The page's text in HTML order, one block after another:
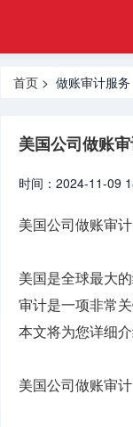
合规
监管
牌照牌照
牌照
外汇许可
牌照
资产管理
牌照
银行支付
首页 > 做账审计服务
美国公司做账
时间：2024-11-09
美国公司做账审
美国是全球最大
审计是一项非常
本文将为您详细
美国公司做账审